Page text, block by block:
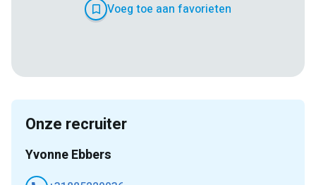
Voeg toe aan favorieten
Onze recruiter
Yvonne Ebbers